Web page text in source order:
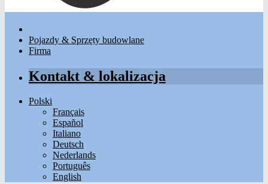
Pojazdy & Sprzęty budowlane
Firma
Kontakt & lokalizacja
Polski
Français
Español
Italiano
Deutsch
Nederlands
Português
English